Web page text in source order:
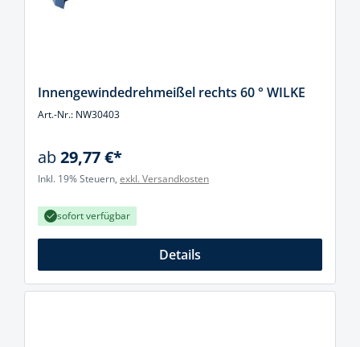
Innengewindedrehmeißel rechts 60 ° WILKE
Art.-Nr.: NW30403
ab29,77 €*
Inkl. 19% Steuern, exkl. Versandkosten
sofort verfügbar
Details